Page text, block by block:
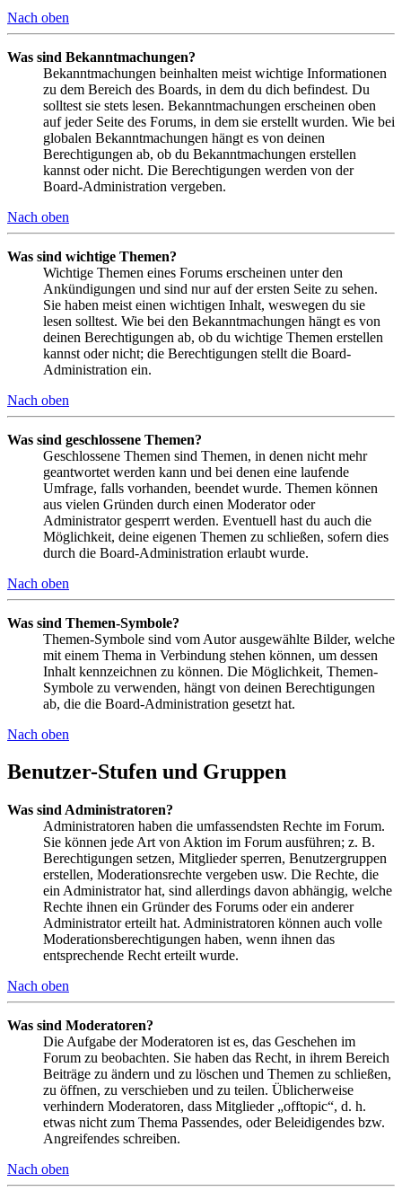
Nach oben
Was sind Bekanntmachungen?
Bekanntmachungen beinhalten meist wichtige Informationen
zu dem Bereich des Boards, in dem du dich befindest. Du
solltest sie stets lesen. Bekanntmachungen erscheinen oben
auf jeder Seite des Forums, in dem sie erstellt wurden. Wie bei
globalen Bekanntmachungen hängt es von deinen
Berechtigungen ab, ob du Bekanntmachungen erstellen
kannst oder nicht. Die Berechtigungen werden von der
Board-Administration vergeben.
Nach oben
Was sind wichtige Themen?
Wichtige Themen eines Forums erscheinen unter den
Ankündigungen und sind nur auf der ersten Seite zu sehen.
Sie haben meist einen wichtigen Inhalt, weswegen du sie
lesen solltest. Wie bei den Bekanntmachungen hängt es von
deinen Berechtigungen ab, ob du wichtige Themen erstellen
kannst oder nicht; die Berechtigungen stellt die Board-
Administration ein.
Nach oben
Was sind geschlossene Themen?
Geschlossene Themen sind Themen, in denen nicht mehr
geantwortet werden kann und bei denen eine laufende
Umfrage, falls vorhanden, beendet wurde. Themen können
aus vielen Gründen durch einen Moderator oder
Administrator gesperrt werden. Eventuell hast du auch die
Möglichkeit, deine eigenen Themen zu schließen, sofern dies
durch die Board-Administration erlaubt wurde.
Nach oben
Was sind Themen-Symbole?
Themen-Symbole sind vom Autor ausgewählte Bilder, welche
mit einem Thema in Verbindung stehen können, um dessen
Inhalt kennzeichnen zu können. Die Möglichkeit, Themen-
Symbole zu verwenden, hängt von deinen Berechtigungen
ab, die die Board-Administration gesetzt hat.
Nach oben
Benutzer-Stufen und Gruppen
Was sind Administratoren?
Administratoren haben die umfassendsten Rechte im Forum.
Sie können jede Art von Aktion im Forum ausführen; z. B.
Berechtigungen setzen, Mitglieder sperren, Benutzergruppen
erstellen, Moderationsrechte vergeben usw. Die Rechte, die
ein Administrator hat, sind allerdings davon abhängig, welche
Rechte ihnen ein Gründer des Forums oder ein anderer
Administrator erteilt hat. Administratoren können auch volle
Moderationsberechtigungen haben, wenn ihnen das
entsprechende Recht erteilt wurde.
Nach oben
Was sind Moderatoren?
Die Aufgabe der Moderatoren ist es, das Geschehen im
Forum zu beobachten. Sie haben das Recht, in ihrem Bereich
Beiträge zu ändern und zu löschen und Themen zu schließen,
zu öffnen, zu verschieben und zu teilen. Üblicherweise
verhindern Moderatoren, dass Mitglieder „offtopic“, d. h.
etwas nicht zum Thema Passendes, oder Beleidigendes bzw.
Angreifendes schreiben.
Nach oben